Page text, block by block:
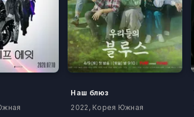
Наш блюз
2022, Корея Южная